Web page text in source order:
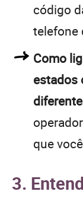
código
telefone
Como
estados
que
3.